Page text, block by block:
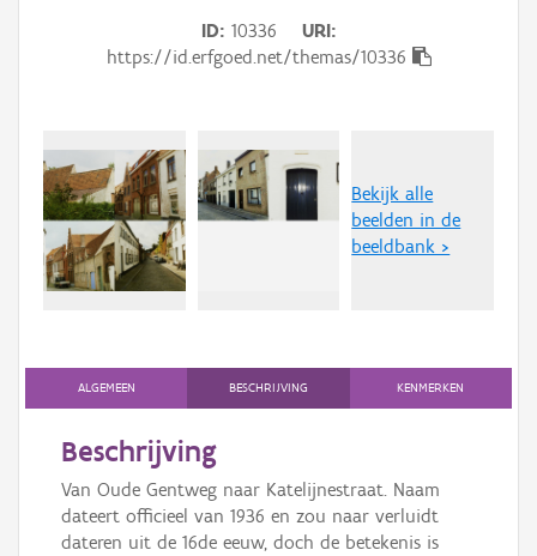
Gebeurtenis
Persoon of collectief
Downloads
Aanmelden
ID 10336
URI
https://id.erfgoed.net/themas/10336
Bekijk alle
beelden in de
beeldbank >
ALGEMEEN BESCHRIJVING KENMERKEN
Beschrijving
Van Oude Gentweg naar Katelijnestraat. Naam
dateert officieel van 1936 en zou naar verluidt
dateren uit de 16de eeuw, doch de betekenis is